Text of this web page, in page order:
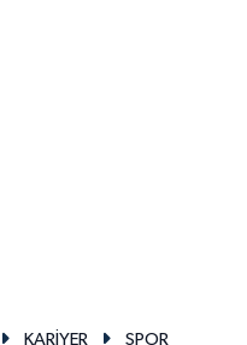
KARİYER SPOR